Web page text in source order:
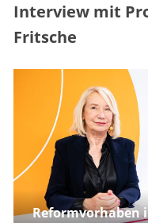
Interview mit
Fritsche
Reformvorhaben